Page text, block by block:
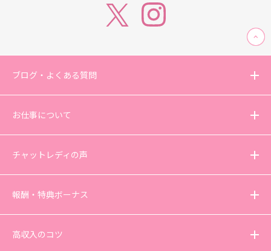
ブログ・よくある質問
お仕事について
チャットレディの声
報酬・特典ボーナス
高収入のコツ